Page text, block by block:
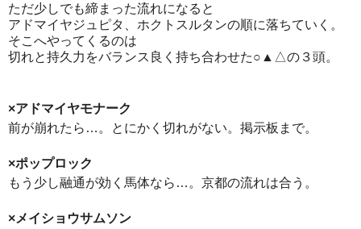
ただ少しでも締まった流れになると
アドマイヤジュピタ、ホクトスルタンの順に落ちていく。
そこへやってくるのは
切れと持久力をバランス良く持ち合わせた○▲△の３頭。
×アドマイヤモナーク
前が崩れたら…。とにかく切れがない。掲示板まで。
×ポップロック
もう少し融通が効く馬体なら…。京都の流れは合う。
×メイショウサムソン